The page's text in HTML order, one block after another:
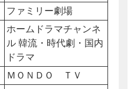
ファミリー劇場
ホームドラマチャンネ
ル 韓流・時代劇・国内
ドラマ
ＭＯＮＤＯ ＴＶ